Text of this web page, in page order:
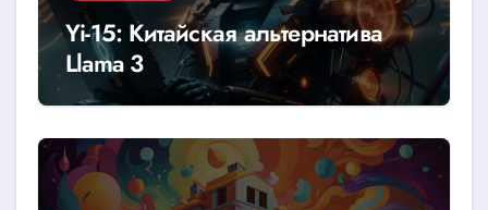
Yi-15: Китайская альтернатива
Llama 3